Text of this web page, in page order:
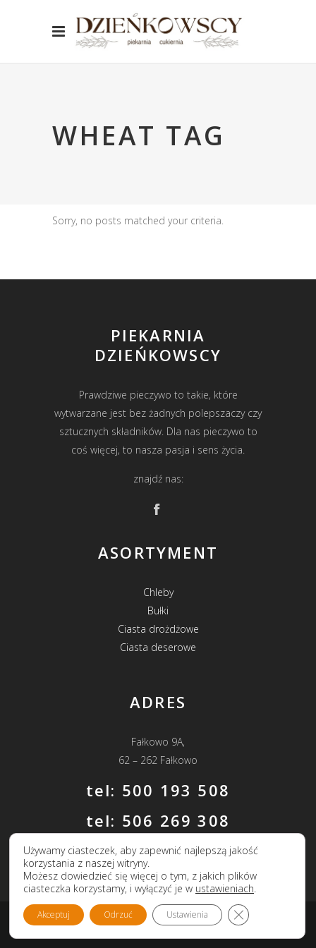
WHEAT TAG
Sorry, no posts matched your criteria.
PIEKARNIA
DZIEŃKOWSCY
Prawdziwe pieczywo to takie, które
wytwarzane jest bez żadnych polepszaczy czy
sztucznych składników. Dla nas pieczywo to
coś więcej, to nasza pasja i sens życia.
znajdź nas:
ASORTYMENT
Chleby
Bułki
Ciasta drożdżowe
Ciasta deserowe
ADRES
Fałkowo 9A,
62 – 262 Fałkowo
tel: 500 193 508
tel: 506 269 308
e-mail:k.dzienkowska@wp.pl
Zrobione z przezRegiobiznes
Używamy ciasteczek, aby zapewnić najlepszą jakość
korzystania z naszej witryny.
Możesz dowiedzieć się więcej o tym, z jakich plików
ciasteczka korzystamy, i wyłączyć je w ustawieniach.
Akceptuj Odrzuć Ustawienia Zamknij panel